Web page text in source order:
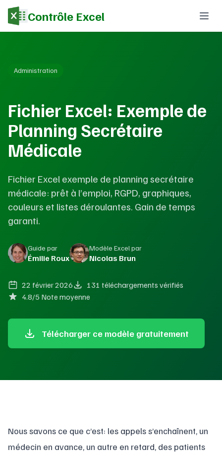
Contrôle Excel
Administration
Fichier Excel: Exemple de
Planning Secrétaire
Médicale
Fichier Excel exemple de planning secrétaire
médicale: prêt à l’emploi, RGPD, graphiques,
couleurs et listes déroulantes. Gain de temps
garanti.
Guide par
Émilie Roux
Modèle Excel par
Nicolas Brun
22 février 2026
131 téléchargements vérifiés
4.8/5 Note moyenne
Télécharger ce modèle gratuitement
Nous savons ce que c’est: les appels s’enchaînent, un
médecin en avance, un autre en retard, des patients